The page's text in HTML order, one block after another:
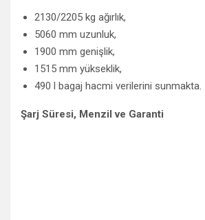
2130/2205 kg ağırlık,
5060 mm uzunluk,
1900 mm genişlik,
1515 mm yükseklik,
490 l bagaj hacmi verilerini sunmakta.
Şarj Süresi, Menzil ve Garanti